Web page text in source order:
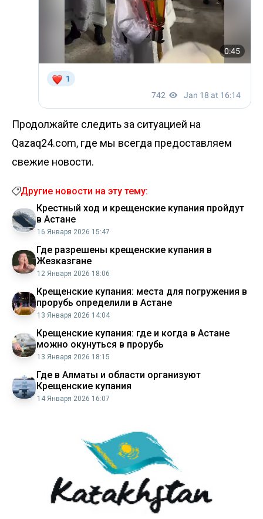
Продолжайте следить за ситуацией на
Qazaq24.com, где мы всегда предоставляем
свежие новости.
Другие новости на эту тему:
Крестный ход и крещенские купания пройдут
в Астане
16 Января 2026 15:47
Где разрешены крещенские купания в
Жезказгане
12 Января 2026 18:06
Крещенские купания: места для погружения в
прорубь определили в Астане
13 Января 2026 14:04
Крещенские купания: где и когда в Астане
можно окунуться в прорубь
13 Января 2026 18:15
Где в Алматы и области организуют
Крещенские купания
14 Января 2026 16:07